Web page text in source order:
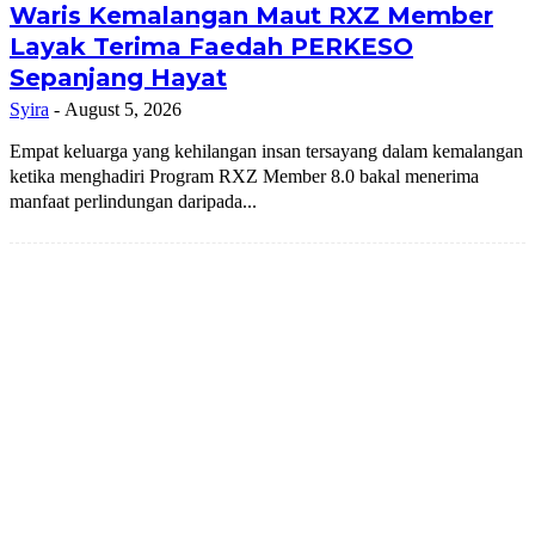
Waris Kemalangan Maut RXZ Member
Layak Terima Faedah PERKESO
Sepanjang Hayat
Syira - August 5, 2026
Empat keluarga yang kehilangan insan tersayang dalam kemalangan
ketika menghadiri Program RXZ Member 8.0 bakal menerima
manfaat perlindungan daripada...